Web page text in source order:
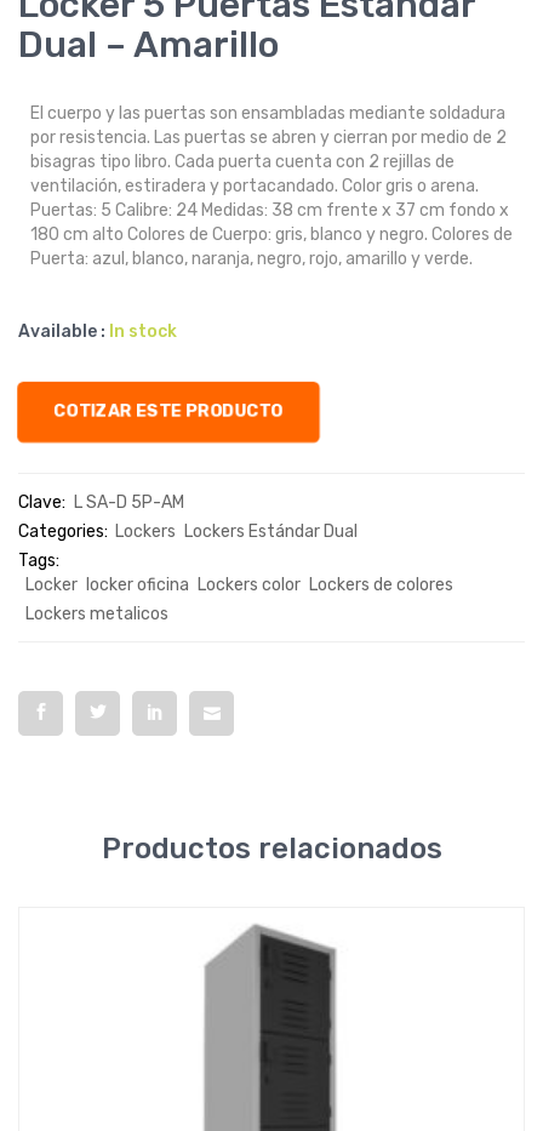
Dual – Amarillo
El cuerpo y las puertas son ensambladas mediante soldadura
por resistencia. Las puertas se abren y cierran por medio de 2
bisagras tipo libro. Cada puerta cuenta con 2 rejillas de
ventilación, estiradera y portacandado. Color gris o arena.
Puertas: 5 Calibre: 24 Medidas: 38 cm frente x 37 cm fondo x
180 cm alto Colores de Cuerpo: gris, blanco y negro. Colores de
Puerta: azul, blanco, naranja, negro, rojo, amarillo y verde.
Available : In stock
COTIZAR ESTE PRODUCTO
Clave: L SA-D 5P-AM
Categories: Lockers Lockers Estándar Dual
Tags:
Locker locker oficina Lockers color Lockers de colores
Lockers metalicos
Productos relacionados